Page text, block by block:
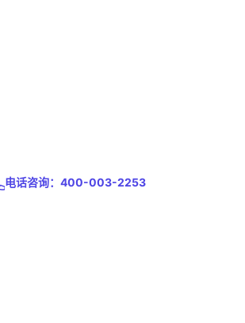
电话咨询：400-003-2253